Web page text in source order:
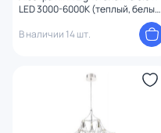
LED 3000-6000К (теплый, белый,
В наличии 14 шт.